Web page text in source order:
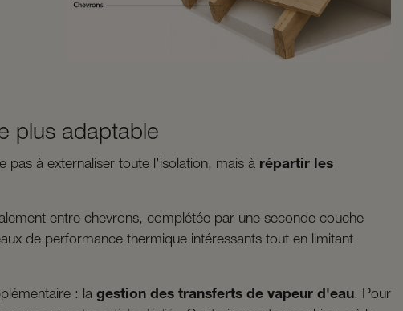
plus adaptable
pas à externaliser toute l'isolation, mais à répartir les
entre chevrons, complétée par une seconde couche
de performance thermique intéressants tout en limitant
: la gestion des transferts de vapeur d'eau. Pour